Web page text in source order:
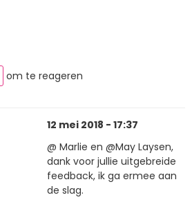
om te reageren
12 mei 2018 - 17:37
@ Marlie en @May Laysen,
dank voor jullie uitgebreide
feedback, ik ga ermee aan
de slag.